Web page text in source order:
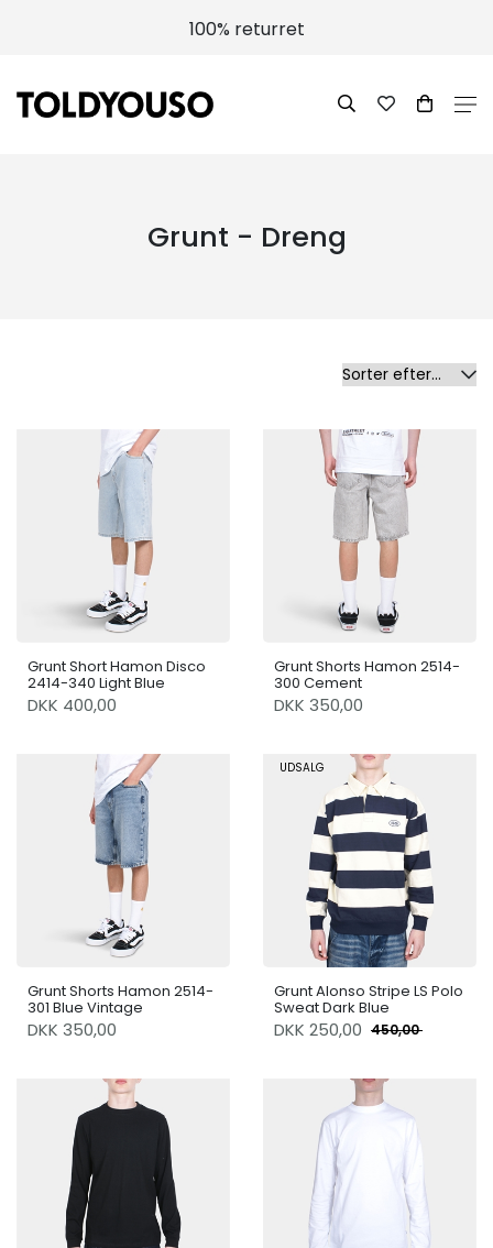
Vi er emærket
Grunt - Dreng
Grunt Short Hamon Disco
2414-340 Light Blue
DKK 400,00
Grunt Shorts Hamon 2514-
300 Cement
DKK 350,00
Grunt Shorts Hamon 2514-
301 Blue Vintage
DKK 350,00
UDSALG
Grunt Alonso Stripe LS Polo
Sweat Dark Blue
DKK 250,00 450,00